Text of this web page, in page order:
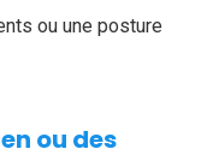
ou une posture
ou des